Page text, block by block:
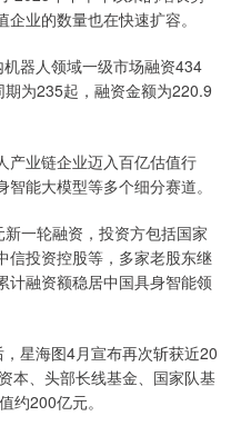
业的数量也在快速扩容。
器人领域一级市场融资434
为235起，融资金额为220.9
产业链企业迈入百亿估值行
能大模型等多个细分赛道。
一轮融资，投资方包括国家
信投资控股等，多家老股东继
计融资额稳居中国具身智能领
星海图4月宣布再次斩获近20
本、头部长线基金、国家队基
约200亿元。